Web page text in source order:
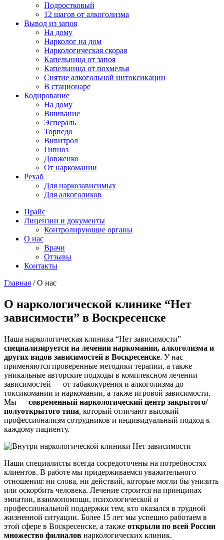
Подростковый
12 шагов от алкоголизма
Вывод из запоя
На дому
Нарколог на дом
Наркологическая скорая
Капельница от запоя
Капельница от похмелья
Снятие алкогольной интоксикации
В стационаре
Кодирование
На дому
Вшивание
Эспераль
Торпедо
Вивитрол
Гипноз
Довженко
От наркомании
Рехаб
Для наркозависимых
Для алкоголиков
Прайс
Лицензии и документы
Контролирующие органы
О нас
Врачи
Отзывы
Контакты
Главная /О нас
О наркологической клинике “Нет
зависимости” в Воскресенске
Наша наркологическая клиника “Нет зависимости”
специализируется на лечении наркомании, алкоголизма и
других видов зависимостей в Воскресенске. У нас
применяются проверенные методики терапии, а также
уникальные авторские подходы в комплексном лечении
зависимостей — от табакокурения и алкоголизма до
токсикомании и наркомании, а также игровой зависимости.
Мы — современный наркологический центр закрытого/
полуоткрытого типа, который отличают высокий
профессионализм сотрудников и индивидуальный подход к
каждому пациенту.
Наши специалисты всегда сосредоточены на потребностях
клиентов. В работе мы придерживаемся уважительного
отношения: ни слова, ни действий, которые могли бы унизить
или оскорбить человека. Лечение строится на принципах
эмпатии, взаимопомощи, психологической и
профессиональной поддержки тем, кто оказался в трудной
жизненной ситуации. Более 15 лет мы успешно работаем в
этой сфере в Воскресенске, а также открыли по всей России
множество филиалов наркологических клиник.